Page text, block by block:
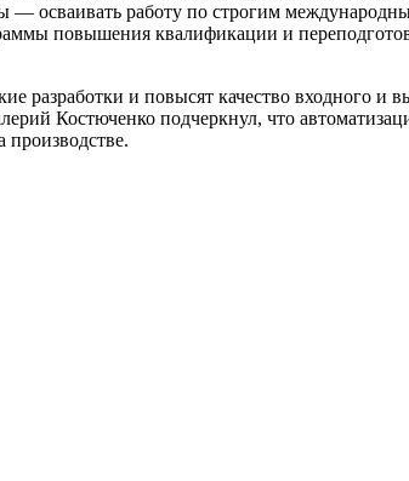
— осваивать работу по строгим
повышения квалификации и
разработки и повысят качество входного и
Костюченко подчеркнул, что
производстве.